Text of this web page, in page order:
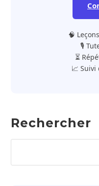
🧠
🎙️
⏳
📈
Rechercher